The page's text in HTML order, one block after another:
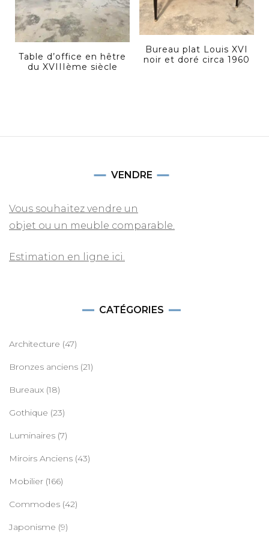
Table d’office en hêtre
du XVIIIème siècle
Bureau plat Louis XVI
noir et doré circa 1960
VENDRE
Vous souhaitez vendre un
objet ou un meuble comparable.
Estimation en ligne ici.
CATÉGORIES
Architecture (47)
Bronzes anciens (21)
Bureaux (18)
Gothique (23)
Luminaires (7)
Miroirs Anciens (43)
Mobilier (166)
Commodes (42)
Japonisme (9)